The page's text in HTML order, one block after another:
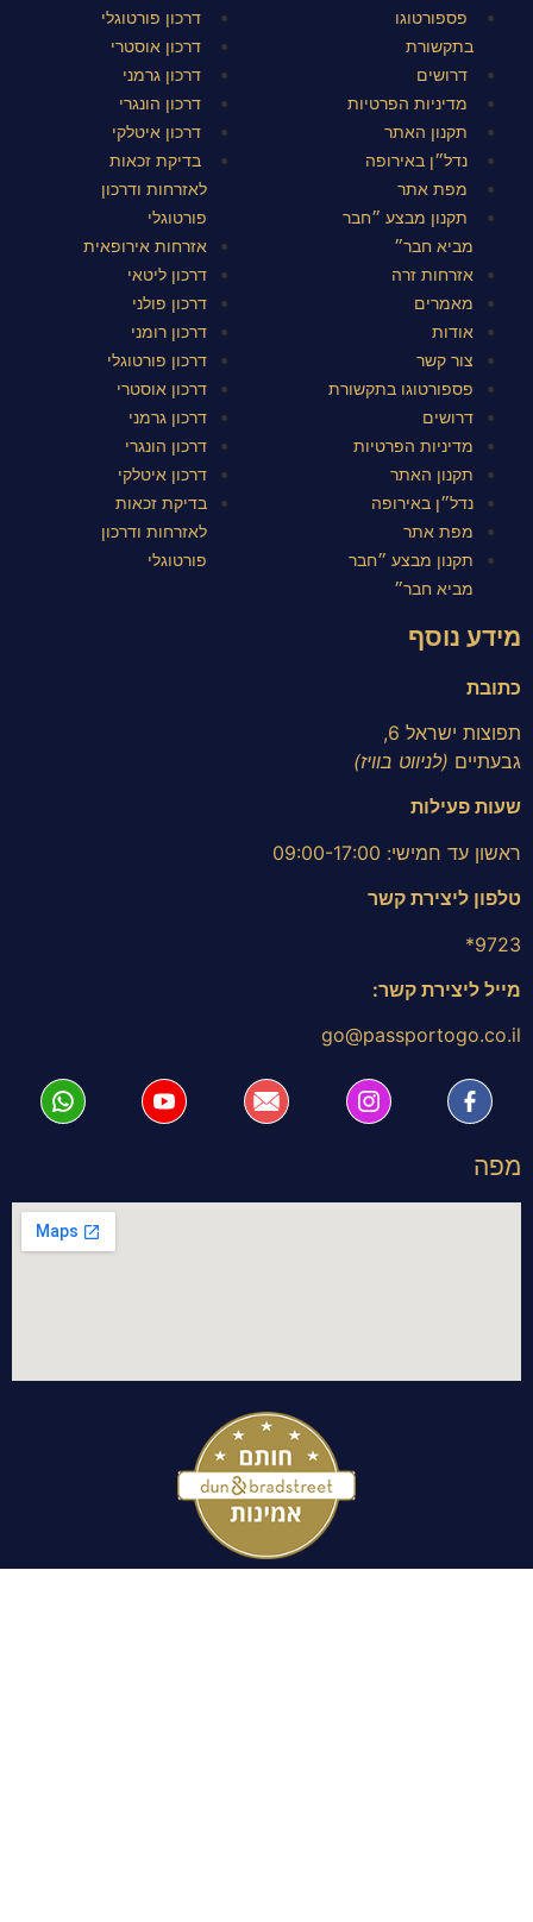
פספורטוגו
בתקשורת
דרושים
מדיניות הפרטיות
תקנון האתר
נדל״ן באירופה
מפת אתר
תקנון מבצע ״חבר
מביא חבר״
אזרחות זרה
מאמרים
אודות
צור קשר
פספורטוגו בתקשורת
דרושים
מדיניות הפרטיות
תקנון האתר
נדל״ן באירופה
מפת אתר
תקנון מבצע ״חבר
מביא חבר״
דרכון פורטוגלי
דרכון אוסטרי
דרכון גרמני
דרכון הונגרי
דרכון איטלקי
בדיקת זכאות
לאזרחות ודרכון
פורטוגלי
אזרחות אירופאית
דרכון ליטאי
דרכון פולני
דרכון רומני
דרכון פורטוגלי
דרכון אוסטרי
דרכון גרמני
דרכון הונגרי
דרכון איטלקי
בדיקת זכאות
לאזרחות ודרכון
פורטוגלי
מידע נוסף
כתובת
תפוצות ישראל 6,
גבעתיים (לניווט בוויז)
שעות פעילות
ראשון עד חמישי: 09:00-17:00
טלפון ליצירת קשר
9723*
מייל ליצירת קשר:
go@passportogo.co.il
מפה